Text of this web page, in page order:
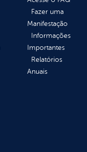
Fazer uma
Manifestação
Informações
Importantes
Relatórios
Anuais